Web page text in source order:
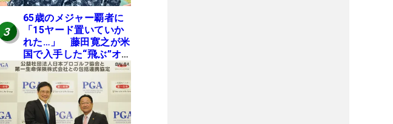
3
65歳のメジャー覇者に
「15ヤード置いていか
れた…」 藤田寛之が米
国で入手した“飛ぶ”オ
レンジシャフトは米シ